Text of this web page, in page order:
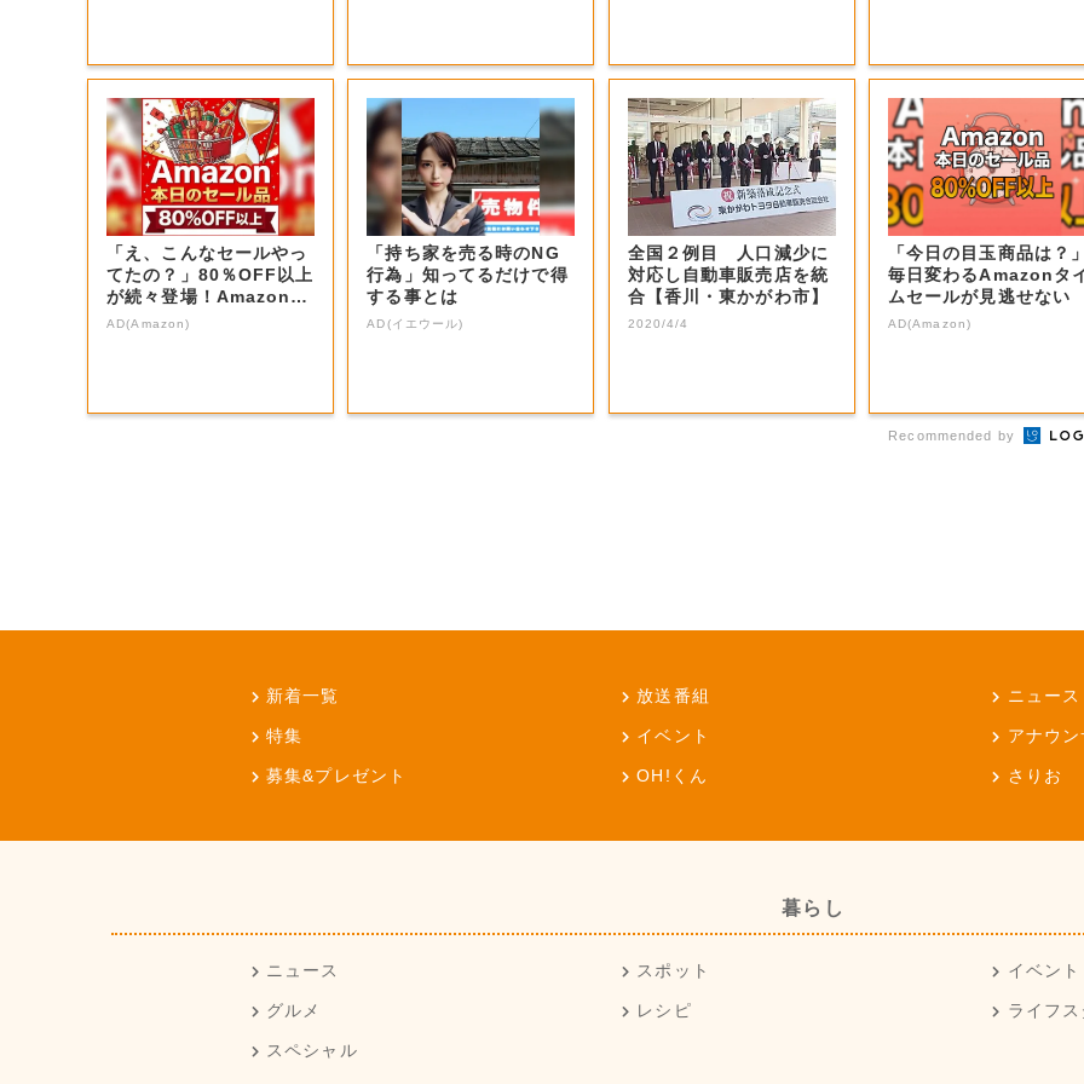
「え、こんなセールやっ
てたの？」80％OFF以上
が続々登場！Amazonの
本気が...
AD(Amazon)
「持ち家を売る時のNG
行為」知ってるだけで得
する事とは
AD(イエウール)
全国２例目 人口減少に
対応し自動車販売店を統
合【香川・東かがわ市】
2020/4/4
「今日の目玉商品は？
毎日変わるAmazonタ
ムセールが見逃せない
AD(Amazon)
Recommended by
新着一覧 放送番組 ニュース
特集 イベント アナウ
募集&プレゼント OH!くん さりお
暮らし
ニュース スポット イベント
グルメ レシピ ライフ
スペシャル